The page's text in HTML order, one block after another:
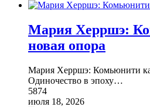
Мария Херршэ:
новая опора
Мария Херршэ: Комьюнити
Одиночество в эпоху…
5874
июля 18, 2026